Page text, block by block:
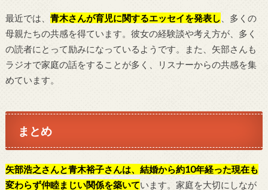
最近では、 青木さんが育児に関するエッセイを発表し 、多くの
母親たちの共感を得ています。彼女の経験談や考え方が、多く
の読者にとって励みになっているようです。また、矢部さんも
ラジオで家庭の話をすることが多く、リスナーからの共感を集
めています。
まとめ
矢部浩之さんと青木裕子さんは、結婚から約10年経った現在も
変わらず仲睦まじい関係を築いています。家庭を大切にしなが